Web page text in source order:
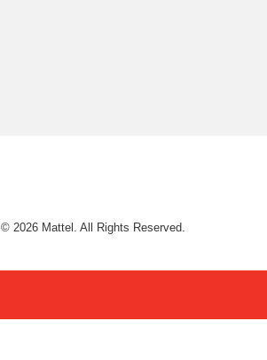
© 2026 Mattel. All Rights Reserved.